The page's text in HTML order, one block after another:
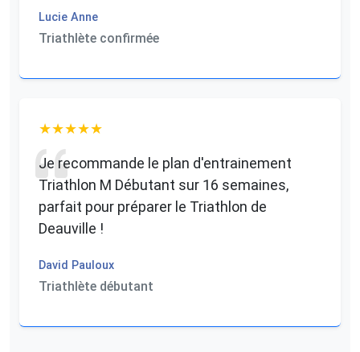
Lucie Anne
Triathlète confirmée
Je recommande le plan d'entrainement
Triathlon M Débutant sur 16 semaines,
parfait pour préparer le Triathlon de
Deauville !
David Pauloux
Triathlète débutant